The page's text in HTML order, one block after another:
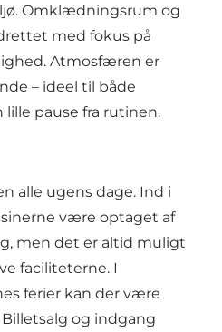
Omklædningsrum og
med fokus på
Atmosfæren er
– ideel til både
pause fra rutinen.
alle ugens dage. Ind i
være optaget af
men det er altid muligt
faciliteterne. I
ferier kan der være
og indgang